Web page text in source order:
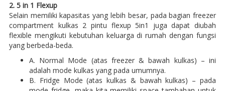
2. 5 in 1 Flexup
Selain memiliki kapasitas yang lebih besar, pada bagian freezer
compartment kulkas 2 pintu flexup 5in1 juga dapat diubah
flexible mengikuti kebutuhan keluarga di rumah dengan fungsi
yang berbeda-beda.
A. Normal Mode (atas freezer & bawah kulkas) – ini
adalah mode kulkas yang pada umumnya.
B. Fridge Mode (atas kulkas & bawah kulkas) – pada